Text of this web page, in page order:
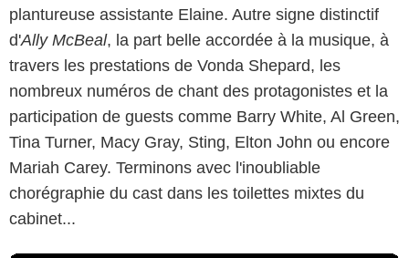
plantureuse assistante Elaine. Autre signe distinctif
d'Ally McBeal, la part belle accordée à la musique, à
travers les prestations de Vonda Shepard, les
nombreux numéros de chant des protagonistes et la
participation de guests comme Barry White, Al Green,
Tina Turner, Macy Gray, Sting, Elton John ou encore
Mariah Carey. Terminons avec l'inoubliable
chorégraphie du cast dans les toilettes mixtes du
cabinet...